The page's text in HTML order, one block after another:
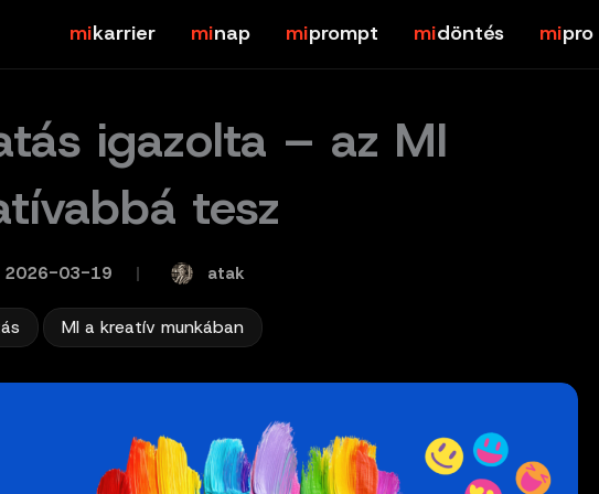
karrier nap prompt döntés pro
igazolta – az MI
tesz
2026-03-19 atak
MI a kreatív munkában